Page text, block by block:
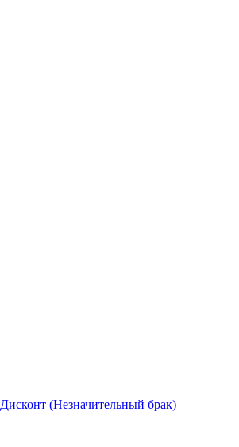
Дисконт (Незначительный брак)